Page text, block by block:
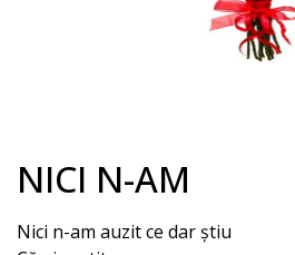
NICI N-AM
Nici n-am auzit ce dar știu